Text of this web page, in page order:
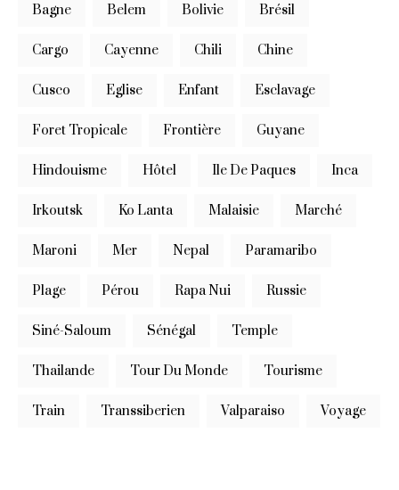
Bagne Belem Bolivie Brésil
Cargo Cayenne Chili Chine
Cusco Eglise Enfant Esclavage
Foret Tropicale Frontière Guyane
Hindouisme Hôtel Ile De Paques Inca
Irkoutsk Ko Lanta Malaisie Marché
Maroni Mer Nepal Paramaribo
Plage Pérou Rapa Nui Russie
Siné-Saloum Sénégal Temple
Thailande Tour Du Monde Tourisme
Train Transsiberien Valparaiso Voyage